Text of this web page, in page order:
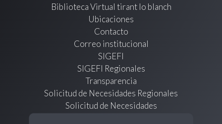
Biblioteca Virtual tirant lo blanch
Ubicaciones
Contacto
Correo institucional
SIGEFI
SIGEFI Regionales
Transparencia
Solicitud de Necesidades Regionales
Solicitud de Necesidades